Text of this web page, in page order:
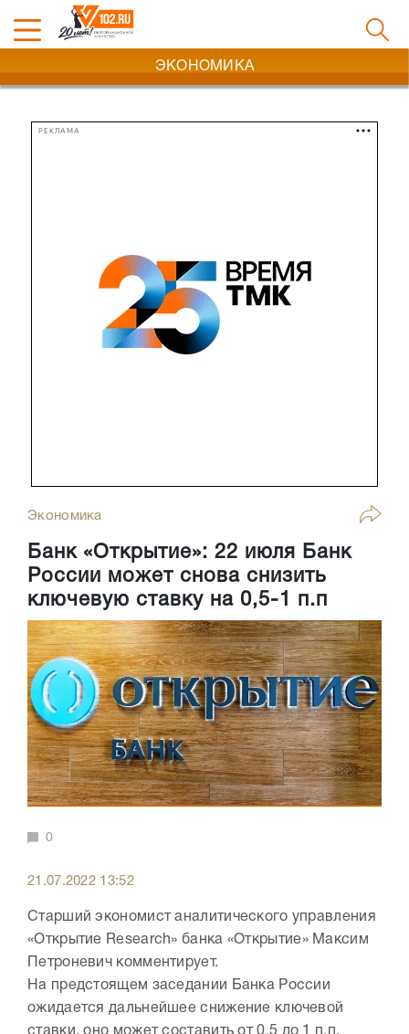
ЭКОНОМИКА
РЕКЛАМА
Экономика
Банк «Открытие»: 22 июля Банк
России может снова снизить
ключевую ставку на 0,5-1 п.п
0
21.07.2022 13:52
Старший экономист аналитического управления
«Открытие Research» банка «Открытие» Максим
Петроневич комментирует.
На предстоящем заседании Банка России
ожидается дальнейшее снижение ключевой